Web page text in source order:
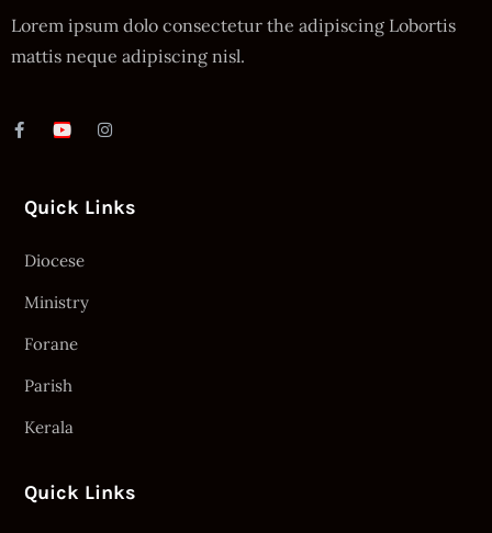
Lorem ipsum dolo consectetur the adipiscing Lobortis
mattis neque adipiscing nisl.
Quick Links
Diocese
Ministry
Forane
Parish
Kerala
Quick Links